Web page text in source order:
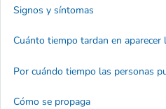
Signos y síntomas
Por cuándo tiempo las personas
Cómo se propaga